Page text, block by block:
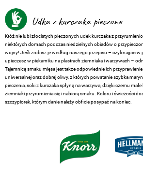
Udka z kurczaka pieczone
Któż nie lubi złocistych pieczonych udek kurczaka z
niektórych domach podczas niedzielnych obiadów o
wojny! Jeśli zrobisz je według naszego przepisu – czyli najpierw
upieczesz w piekarniku na plastrach ziemniaka i warzywach –
Tajemnicą smaku mięsa jest także odpowiednie ich
uniwersalnej oraz dobrej oliwy, z których powstanie szybka
pieczenia, soki z kurczaka spłyną na warzywa, dzięki czemu
ziemniaki przyrumienia się i nabiorą smaku. Koloru i świeżości
szczypiorek, którym danie należy obficie posypać na koniec.